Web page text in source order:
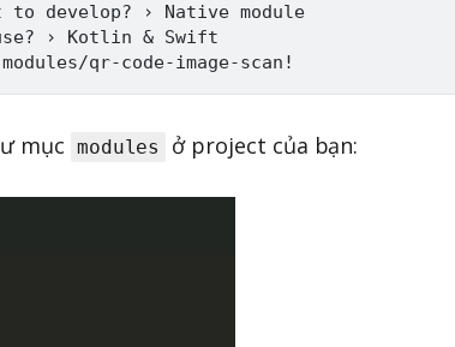
develop? › Native module
› Kotlin & Swift
mục modules ở project của bạn: